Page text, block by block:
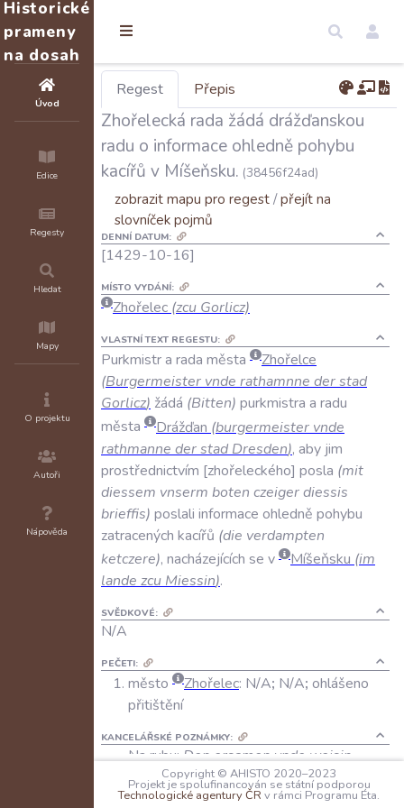
Historické
prameny
na dosah
Úvod
Edice
Regesty
Hledat
Mapy
O projektu
Autoři
Nápověda
Regest Přepis
Zhořelecká rada žádá drážďanskou
radu o informace ohledně pohybu
kacířů v Míšeňsku. (38456f24ad)
zobrazit mapu pro regest/přejít na
slovníček pojmů
DENNÍ DATUM:
[1429-10-16]
MÍSTO VYDÁNÍ:
Zhořelec (zcu Gorlicz)
VLASTNÍ TEXT REGESTU:
Purkmistra rada města
Zhořelce
(Burgermeister vnde rathamnne derstad
Gorlicz) žádá (Bitten) purkmistra a radu
města
Drážďan (burgermeister vnde
rathmanne derstad Dresden), aby jim
prostřednictvím zhořeleckého posla (mit
diessem vnserm boten czeigerdiessis
brieffis) poslali informace ohledně pohybu
zatracených kacířů (die verdampten
ketczere), nacházejících se v Míšeňsku (im
lande zcu Miessin).
SVĚDKOVÉ:
N/A
PEČETI:
město Zhořelec: N/A; N/A; ohlášeno
přitištění
KANCELÁŘSKÉ POZNÁMKY:
Na rubu:Den ersamen vnde weisin
burgermeister vnde rathmanne der stad
Dresden vnsern besundern liebin
Copyright © AHISTO 2020–2023
Projekt je spolufinancován se státní podporou
Technologické agentury ČR v rámci Programu Éta.